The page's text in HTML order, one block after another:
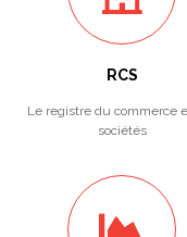
RCS
Le registre du commerce
sociétés